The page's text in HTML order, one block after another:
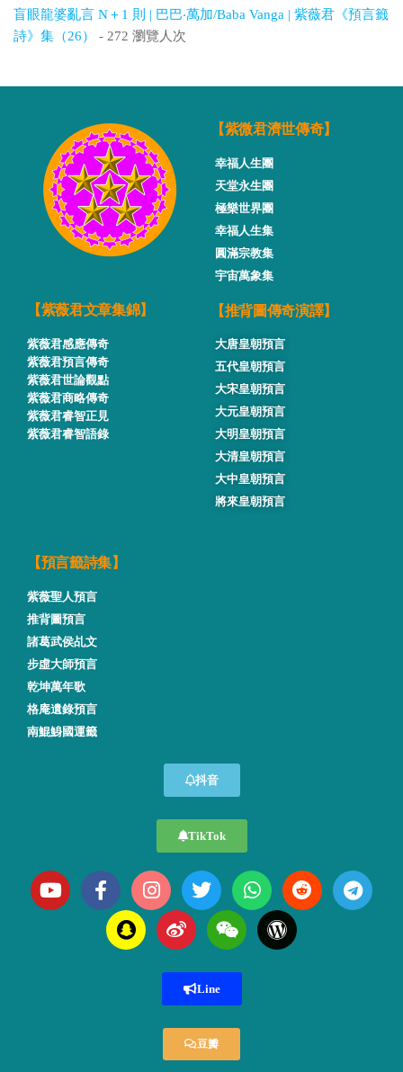
盲眼龍婆亂言 N＋1 則 | 巴巴‧萬加/Baba Vanga | 紫薇君《預言籤
詩》集（26）
- 272 瀏覽人次
【紫微君濟世傳奇】
幸福人生團
天堂永生團
極樂世界團
幸福人生集
圓滿宗教集
宇宙萬象集
【紫薇君文章集錦】
紫薇君感應傳奇
紫薇君預言傳奇
紫薇君世論觀點
紫薇君商略傳奇
紫薇君睿智正見
紫薇君睿智語錄
【推背圖傳奇演譯】
大唐皇朝預言
五代皇朝預言
大宋皇朝預言
大元皇朝預言
大明皇朝預言
大清皇朝預言
大中皇朝預言
將來皇朝預言
【預言籤詩集】
紫薇聖人預言
推背圖預言
諸葛武侯乩文
步虛大師預言
乾坤萬年歌
格庵遺錄預言
南鯤鯓國運籤
抖音
TikTok
Line
豆瓣